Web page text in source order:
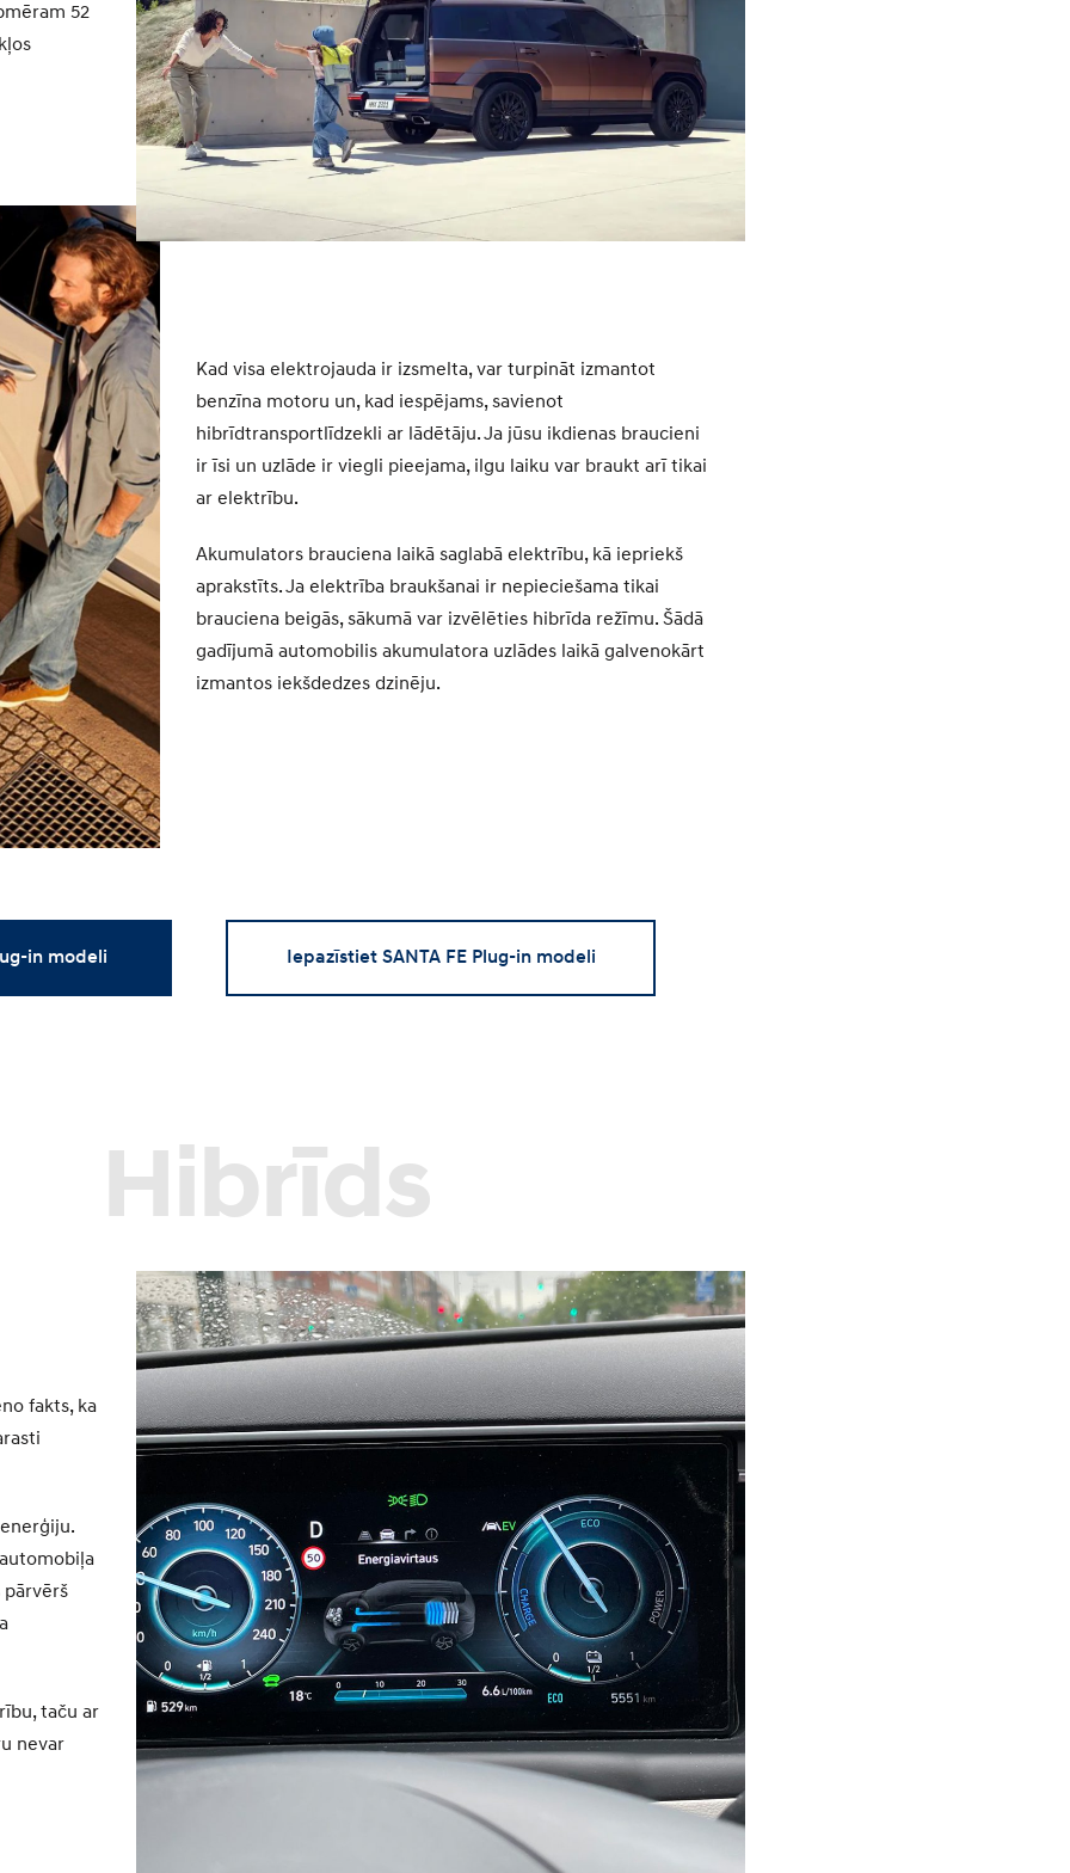
52
Kad visa elektrojauda ir izsmelta, var turpināt izmantot
benzīna motoru un, kad iespējams, savienot
hibrīdtransportlīdzekli ar lādētāju. Ja jūsu ikdienas braucieni
ir īsi un uzlāde ir viegli pieejama, ilgu laiku var braukt arī tikai
ar elektrību.
Akumulators brauciena laikā saglabā elektrību, kā iepriekš
aprakstīts. Ja elektrība braukšanai ir nepieciešama tikai
brauciena beigās, sākumā var izvēlēties hibrīda režīmu. Šādā
gadījumā automobilis akumulatora uzlādes laikā galvenokārt
izmantos iekšdedzes dzinēju.
in modeli Iepazīstiet SANTA FE Plug-in modeli
Hibrīds
fakts, ka
taču ar
nevar